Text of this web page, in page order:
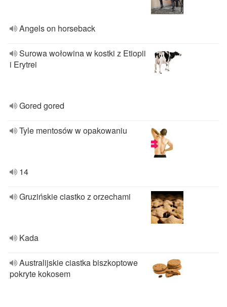
Angels on horseback
Surowa wołowina w kostki z Etiopii
i Erytrei
Gored gored
Tyle mentosów w opakowaniu
14
Gruzińskie ciastko z orzechami
Kada
Australijskie ciastka biszkoptowe
pokryte kokosem